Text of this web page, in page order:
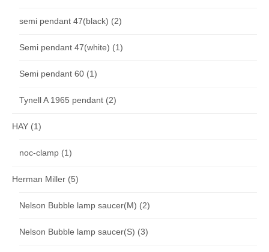
semi pendant 47(black) (2)
Semi pendant 47(white) (1)
Semi pendant 60 (1)
Tynell A 1965 pendant (2)
HAY (1)
noc-clamp (1)
Herman Miller (5)
Nelson Bubble lamp saucer(M) (2)
Nelson Bubble lamp saucer(S) (3)